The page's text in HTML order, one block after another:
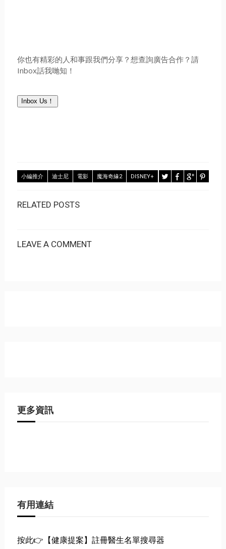
你也有精彩的人和事跟我們分享？想查詢廣告合作？請
Inbox話我哋知！
Inbox Us！
小編推介 迪士尼 電影 魔海奇緣2 DISNEY+
RELATED POSTS
LEAVE A COMMENT
更多資訊
有用連結
按此👉【健康提案】註冊醫生名單搜尋器